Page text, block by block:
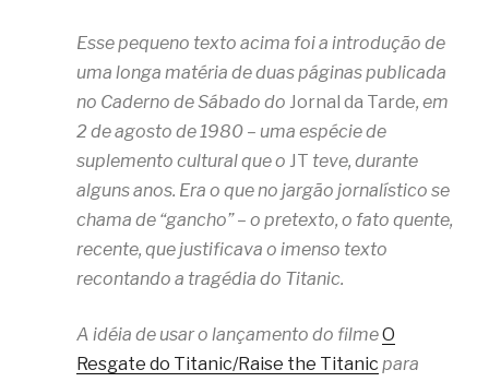
Esse pequeno texto acima foi a introdução de
uma longa matéria de duas páginas publicada
no Caderno de Sábado do Jornal da Tarde, em
2 de agosto de 1980 – uma espécie de
suplemento cultural que o JT teve, durante
alguns anos. Era o que no jargão jornalístico se
chama de “gancho” – o pretexto, o fato quente,
recente, que justificava o imenso texto
recontando a tragédia do Titanic.
A idéia de usar o lançamento do filmeO
Resgate do Titanic/Raise the Titanic para